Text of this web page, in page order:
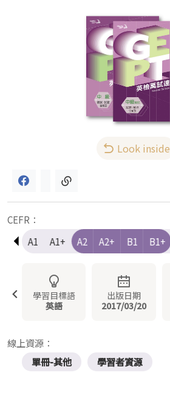
Look inside
CEFR：
A1
A1 A1+ A2 A2+ B1 B1+
學習目標語
英語
出版日期
2017/03/20
線上資源：
單冊-其他
學習者資源